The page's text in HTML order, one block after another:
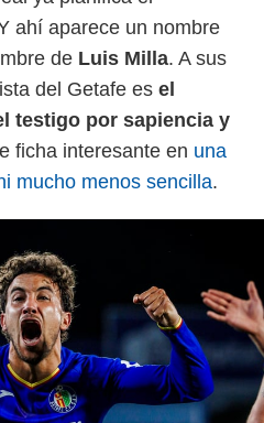
ahí aparece un nombre
de Luis Milla. A sus
del Getafe es el
testigo por sapiencia y
ficha interesante en una
mucho menos sencilla.